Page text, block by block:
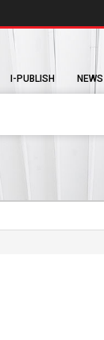
I-PUBLISH NEWS